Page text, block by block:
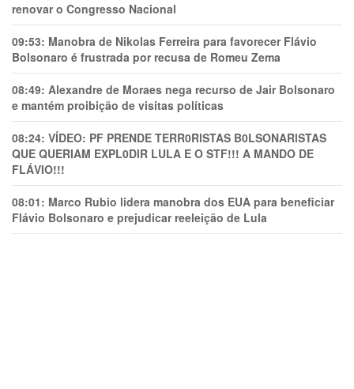
renovar o Congresso Nacional
09:53: Manobra de Nikolas Ferreira para favorecer Flávio
Bolsonaro é frustrada por recusa de Romeu Zema
08:49: Alexandre de Moraes nega recurso de Jair Bolsonaro
e mantém proibição de visitas políticas
08:24: VÍDEO: PF PRENDE TERR0RlSTAS B0LSONARlSTAS
QUE QUERIAM EXPL0DlR LULA E O STF!!! A MANDO DE
FLÁVIO!!!
08:01: Marco Rubio lidera manobra dos EUA para beneficiar
Flávio Bolsonaro e prejudicar reeleição de Lula